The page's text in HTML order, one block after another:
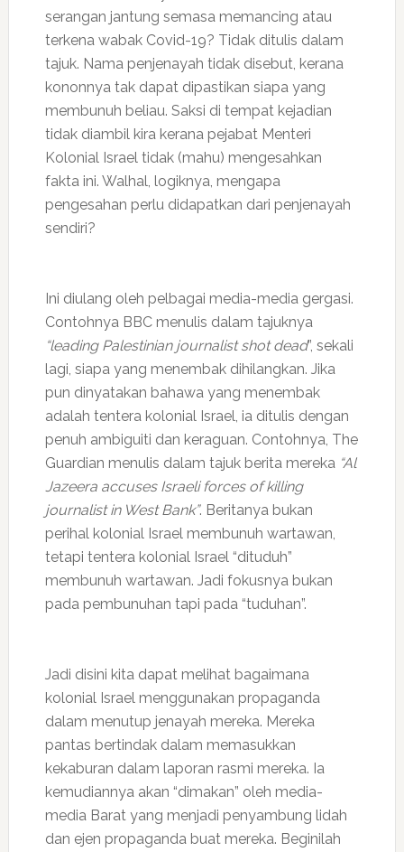
serangan jantung semasa memancing atau
terkena wabak Covid-19? Tidak ditulis dalam
tajuk. Nama penjenayah tidak disebut, kerana
kononnya tak dapat dipastikan siapa yang
membunuh beliau. Saksi di tempat kejadian
tidak diambil kira kerana pejabat Menteri
Kolonial Israel tidak (mahu) mengesahkan
fakta ini. Walhal, logiknya, mengapa
pengesahan perlu didapatkan dari penjenayah
sendiri?
Ini diulang oleh pelbagai media-media gergasi.
Contohnya BBC menulis dalam tajuknya
“leading Palestinian journalist shot dead”, sekali
lagi, siapa yang menembak dihilangkan. Jika
pun dinyatakan bahawa yang menembak
adalah tentera kolonial Israel, ia ditulis dengan
penuh ambiguiti dan keraguan. Contohnya, The
Guardian menulis dalam tajuk berita mereka “Al
Jazeera accuses Israeli forces of killing
journalist in West Bank”. Beritanya bukan
perihal kolonial Israel membunuh wartawan,
tetapi tentera kolonial Israel “dituduh”
membunuh wartawan. Jadi fokusnya bukan
pada pembunuhan tapi pada “tuduhan”.
Jadi disini kita dapat melihat bagaimana
kolonial Israel menggunakan propaganda
dalam menutup jenayah mereka. Mereka
pantas bertindak dalam memasukkan
kekaburan dalam laporan rasmi mereka. Ia
kemudiannya akan “dimakan” oleh media-
media Barat yang menjadi penyambung lidah
dan ejen propaganda buat mereka. Beginilah